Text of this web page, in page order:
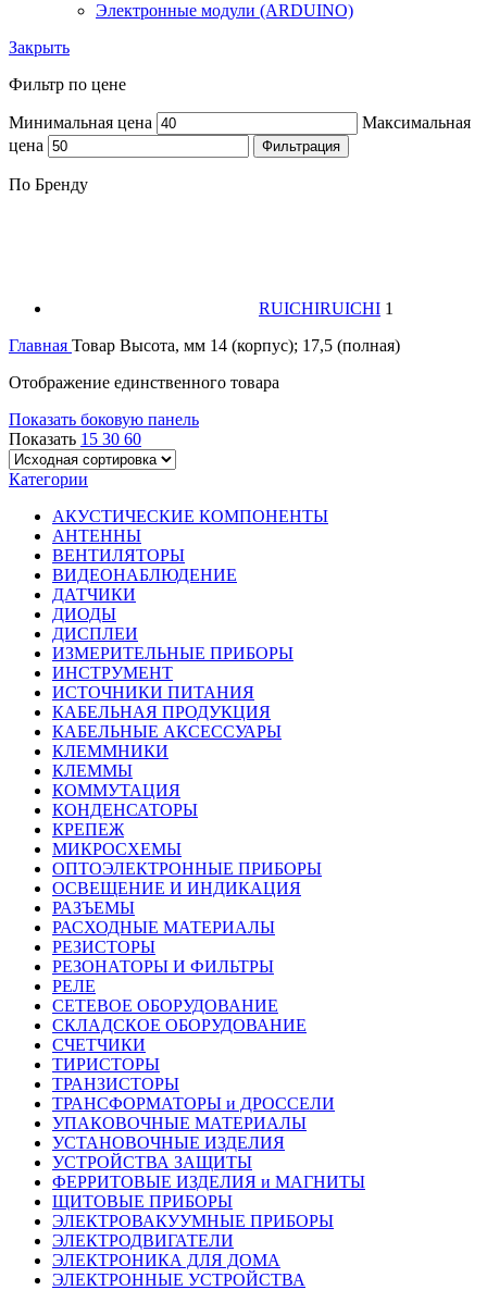
Электронные модули (ARDUINO)
Закрыть
Фильтр по цене
Минимальная цена
Максимальная
цена
Фильтрация
По Бренду
RUICHIRUICHI 1
Главная Товар Высота, мм 14 (корпус); 17,5 (полная)
Отображение единственного товара
Показать боковую панель
Показать 15 30 60
Категории
АКУСТИЧЕСКИЕ КОМПОНЕНТЫ
АНТЕННЫ
ВЕНТИЛЯТОРЫ
ВИДЕОНАБЛЮДЕНИЕ
ДАТЧИКИ
ДИОДЫ
ДИСПЛЕИ
ИЗМЕРИТЕЛЬНЫЕ ПРИБОРЫ
ИНСТРУМЕНТ
ИСТОЧНИКИ ПИТАНИЯ
КАБЕЛЬНАЯ ПРОДУКЦИЯ
КАБЕЛЬНЫЕ АКСЕССУАРЫ
КЛЕММНИКИ
КЛЕММЫ
КОММУТАЦИЯ
КОНДЕНСАТОРЫ
КРЕПЕЖ
МИКРОСХЕМЫ
ОПТОЭЛЕКТРОННЫЕ ПРИБОРЫ
ОСВЕЩЕНИЕ И ИНДИКАЦИЯ
РАЗЪЕМЫ
РАСХОДНЫЕ МАТЕРИАЛЫ
РЕЗИСТОРЫ
РЕЗОНАТОРЫ И ФИЛЬТРЫ
РЕЛЕ
СЕТЕВОЕ ОБОРУДОВАНИЕ
СКЛАДСКОЕ ОБОРУДОВАНИЕ
СЧЕТЧИКИ
ТИРИСТОРЫ
ТРАНЗИСТОРЫ
ТРАНСФОРМАТОРЫ и ДРОССЕЛИ
УПАКОВОЧНЫЕ МАТЕРИАЛЫ
УСТАНОВОЧНЫЕ ИЗДЕЛИЯ
УСТРОЙСТВА ЗАЩИТЫ
ФЕРРИТОВЫЕ ИЗДЕЛИЯ и МАГНИТЫ
ЩИТОВЫЕ ПРИБОРЫ
ЭЛЕКТРОВАКУУМНЫЕ ПРИБОРЫ
ЭЛЕКТРОДВИГАТЕЛИ
ЭЛЕКТРОНИКА ДЛЯ ДОМА
ЭЛЕКТРОННЫЕ УСТРОЙСТВА